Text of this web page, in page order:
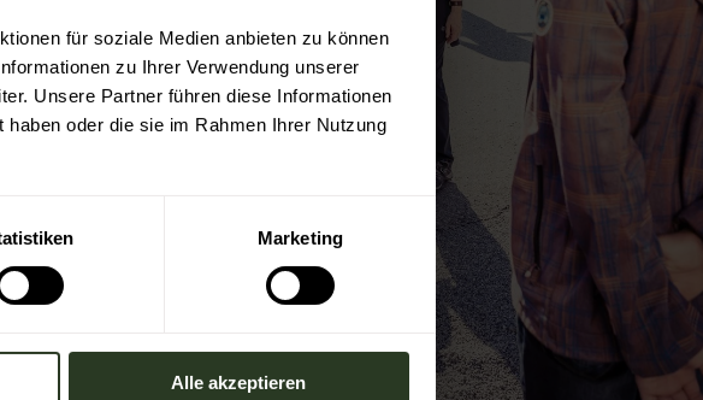
für soziale Medien anbieten zu können
zu Ihrer Verwendung unserer
Unsere Partner führen diese Informationen
oder die sie im Rahmen Ihrer Nutzung
Marketing
Alle akzeptieren